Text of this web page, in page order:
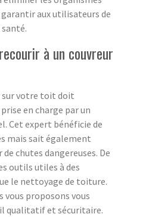
aux utilisateurs de
à un couvreur
sur votre toit doit
en charge par un
Cet expert bénéficie de
mais sait également
chutes dangereuses. De
outils utiles à des
le nettoyage de toiture.
vous proposons vous
qualitatif et sécuritaire.